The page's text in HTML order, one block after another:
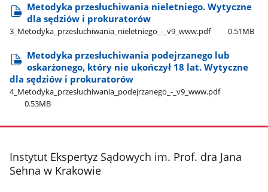
Metodyka przesłuchiwania nieletniego. Wytyczne
dla sędziów i prokuratorów
3​_Metodyka​_przesłuchiwania​_nieletniego​_-​_v9​_www.pdf 0.51MB
Metodyka przesłuchiwania podejrzanego lub
oskarżonego, który nie ukończył 18 lat. Wytyczne
dla sędziów i prokuratorów
4​_Metodyka​_przesłuchiwania​_podejrzanego​_-​_v9​_www.pdf
0.53MB
stopka
Instytut Ekspertyz Sądowych im. Prof. dra Jana
Sehna w Krakowie